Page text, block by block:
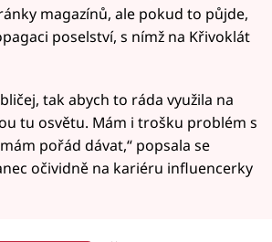
magazínů, ale pokud to půjde,
poselství, s nímž na Křivoklát
tak abych to ráda využila na
tu osvětu. Mám i trošku problém s
pořád dávat,“ popsala se
očividně na kariéru influencerky